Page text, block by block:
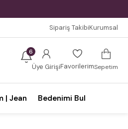
Sipariş TakibiKurumsal
6
Üye GirişiFavorilerimSepetim
| Jean Bedenimi Bul